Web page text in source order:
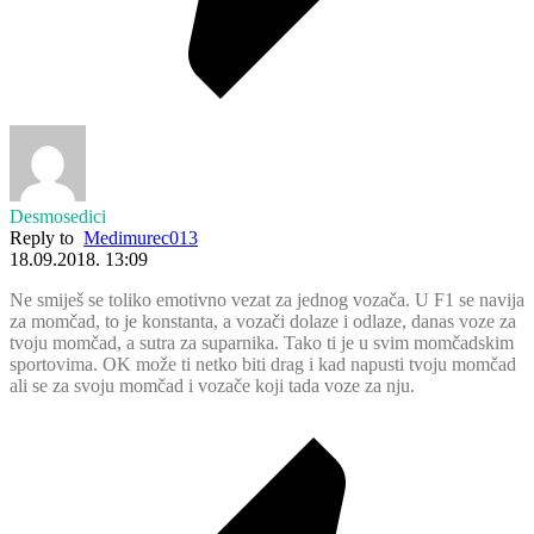
Desmosedici
Reply to Medimurec013
18.09.2018. 13:09
Ne smiješ se toliko emotivno vezat za jednog vozača. U F1 se navija
za momčad, to je konstanta, a vozači dolaze i odlaze, danas voze za
tvoju momčad, a sutra za suparnika. Tako ti je u svim momčadskim
sportovima. OK može ti netko biti drag i kad napusti tvoju momčad
ali se za svoju momčad i vozače koji tada voze za nju.